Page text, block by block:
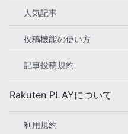
人気記事
投稿機能の使い方
記事投稿規約
Rakuten PLAYについて
利用規約